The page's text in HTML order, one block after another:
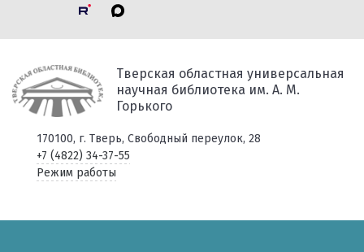
Тверская областная универсальная
научная библиотека им. А. М.
Горького
170100, г. Тверь, Свободный переулок, 28
+7 (4822) 34-37-55
Режим работы